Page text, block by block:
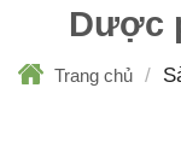
Dược
Trang chủ /